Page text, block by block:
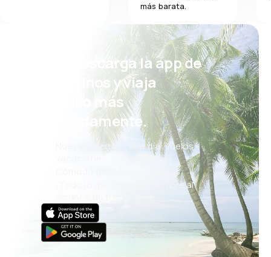
más barata.
¡Eh! Descarga la app de
eDestinos y viaja
incluso más
cómodamente.
Nuevas ofertas cada día: vuelos,
vacaciones, escapadas
Cómoda gestión de reservas
¡Todo lo que importa, siempre al